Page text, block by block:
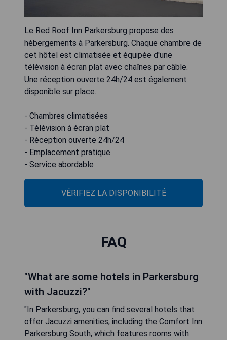
Le Red Roof Inn Parkersburg propose des
hébergements à Parkersburg. Chaque chambre de
cet hôtel est climatisée et équipée d'une
télévision à écran plat avec chaînes par câble.
Une réception ouverte 24h/24 est également
disponible sur place.
- Chambres climatisées
- Télévision à écran plat
- Réception ouverte 24h/24
- Emplacement pratique
- Service abordable
VÉRIFIEZ LA DISPONIBILITÉ
FAQ
"What are some hotels in Parkersburg
with Jacuzzi?"
"In Parkersburg, you can find several hotels that
offer Jacuzzi amenities, including the Comfort Inn
Parkersburg South, which features rooms with